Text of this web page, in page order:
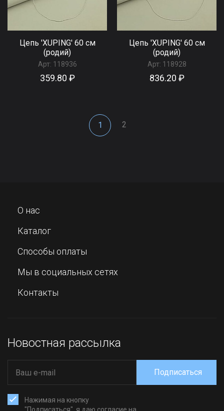
Цепь 'XUPING' 60 см
(родий)
Арт: 118936
359.80 ₽
Цепь 'XUPING' 60 см
(родий)
Арт: 118928
836.20 ₽
1 2
О нас
Каталог
Способы оплаты
Мы в социальных сетях
Контакты
Новостная рассылка
Нажимая на кнопку
Подписаться